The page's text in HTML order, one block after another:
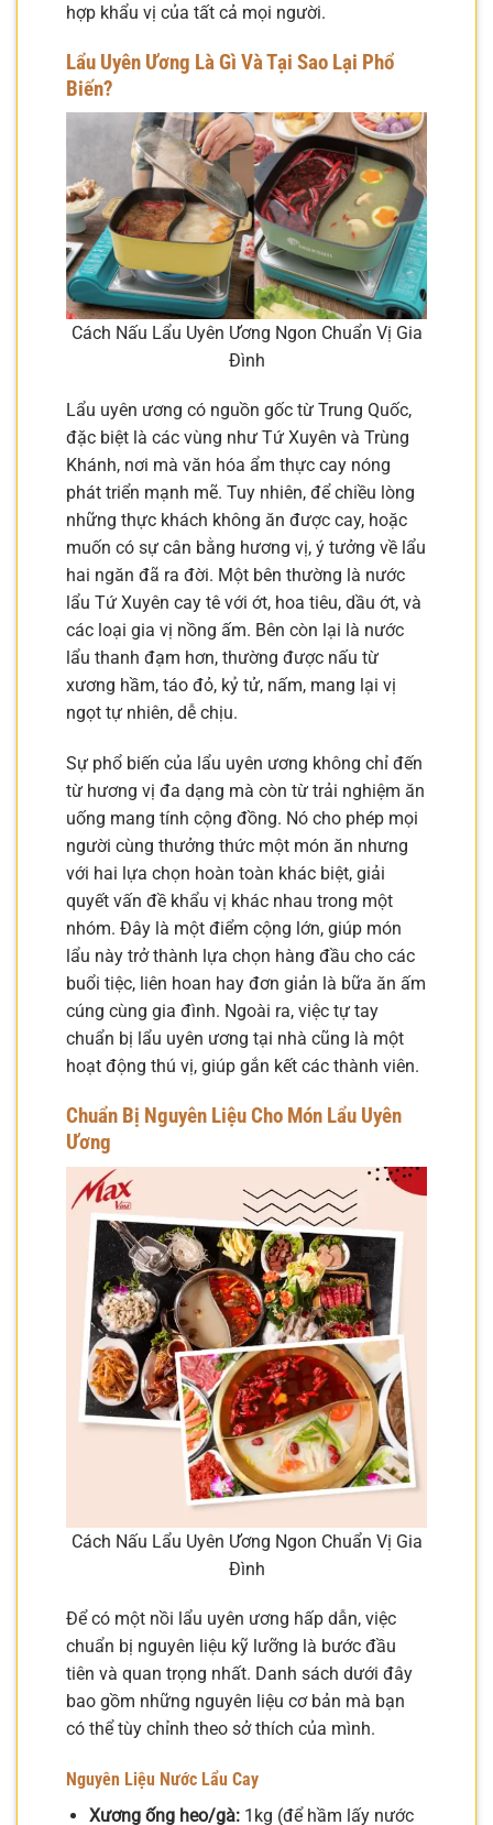
hợp khẩu vị của tất cả mọi người.
Lẩu Uyên Ương Là Gì Và Tại Sao Lại Phổ
Biến?
Cách Nấu Lẩu Uyên Ương Ngon Chuẩn Vị Gia
Đình
Lẩu uyên ương có nguồn gốc từ Trung Quốc,
đặc biệt là các vùng như Tứ Xuyên và Trùng
Khánh, nơi mà văn hóa ẩm thực cay nóng
phát triển mạnh mẽ. Tuy nhiên, để chiều lòng
những thực khách không ăn được cay, hoặc
muốn có sự cân bằng hương vị, ý tưởng về lẩu
hai ngăn đã ra đời. Một bên thường là nước
lẩu Tứ Xuyên cay tê với ớt, hoa tiêu, dầu ớt, và
các loại gia vị nồng ấm. Bên còn lại là nước
lẩu thanh đạm hơn, thường được nấu từ
xương hầm, táo đỏ, kỷ tử, nấm, mang lại vị
ngọt tự nhiên, dễ chịu.
Sự phổ biến của lẩu uyên ương không chỉ đến
từ hương vị đa dạng mà còn từ trải nghiệm ăn
uống mang tính cộng đồng. Nó cho phép mọi
người cùng thưởng thức một món ăn nhưng
với hai lựa chọn hoàn toàn khác biệt, giải
quyết vấn đề khẩu vị khác nhau trong một
nhóm. Đây là một điểm cộng lớn, giúp món
lẩu này trở thành lựa chọn hàng đầu cho các
buổi tiệc, liên hoan hay đơn giản là bữa ăn ấm
cúng cùng gia đình. Ngoài ra, việc tự tay
chuẩn bị lẩu uyên ương tại nhà cũng là một
hoạt động thú vị, giúp gắn kết các thành viên.
Chuẩn Bị Nguyên Liệu Cho Món Lẩu Uyên
Ương
Cách Nấu Lẩu Uyên Ương Ngon Chuẩn Vị Gia
Đình
Để có một nồi lẩu uyên ương hấp dẫn, việc
chuẩn bị nguyên liệu kỹ lưỡng là bước đầu
tiên và quan trọng nhất. Danh sách dưới đây
bao gồm những nguyên liệu cơ bản mà bạn
có thể tùy chỉnh theo sở thích của mình.
Nguyên Liệu Nước Lẩu Cay
Xương ống heo/gà:1kg (để hầm lấy nước